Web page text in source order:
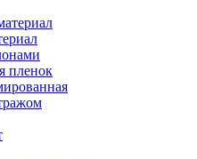
пленок